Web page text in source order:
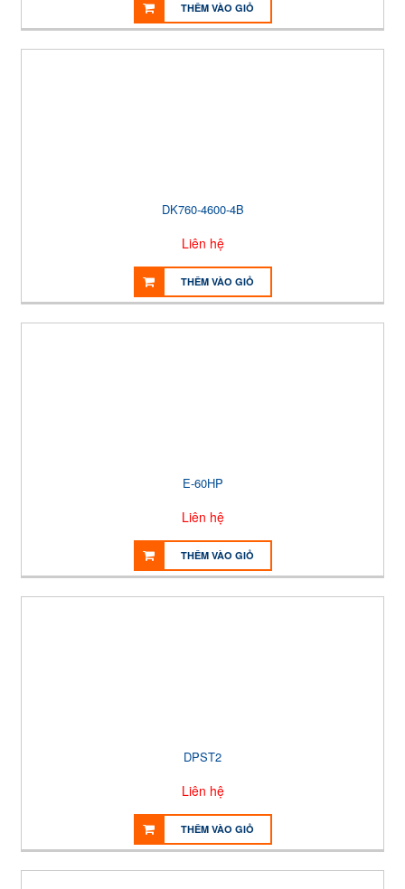
THÊM VÀO GIỎ
DK760-4600-4B
Liên hệ
THÊM VÀO GIỎ
E-60HP
Liên hệ
THÊM VÀO GIỎ
DPST2
Liên hệ
THÊM VÀO GIỎ